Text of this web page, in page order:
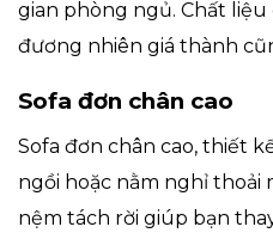
gian phòng ngủ. Chất liệu
đương nhiên giá thành
Sofa đơn chân cao
Sofa đơn chân cao, thiết
ngồi hoặc nằm nghỉ thoải
nệm tách rời giúp bạn